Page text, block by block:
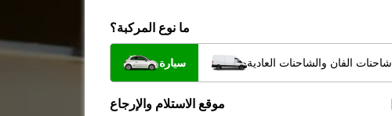
ما نوع المركبة؟
سيارة شاحنات الفان والشاحنات العادية
موقع الاستلام والإرجاع